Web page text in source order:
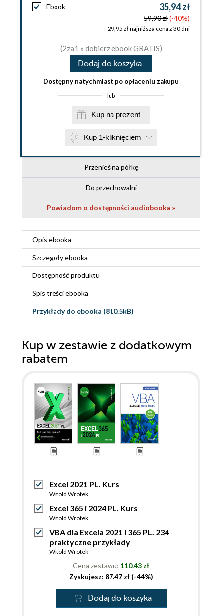
Ebook 35,94 zł
59,90 zł(-40%)
29,95 zł najniższa cena z 30 dni
(2za1 » dobierz ebook GRATIS)
Dodaj do koszyka
Dostępny natychmiast po opłaceniu zakupu
lub
Kup na prezent
Kup 1-kliknięciem
Przenieś na półkę
Do przechowalni
Powiadom o dostępności audiobooka »
Opis ebooka
Szczegółyebooka
Dostępność produktu
Spis treściebooka
Przykłady do ebooka (810.5kB)
Kup w zestawie z dodatkowym
rabatem
Excel 2021 PL. Kurs
Witold Wrotek
Excel 365 i 2024 PL. Kurs
Witold Wrotek
VBA dla Excela 2021 i 365 PL. 234
praktyczne przykłady
Witold Wrotek
Cena zestawu: 110.43 zł
Zyskujesz: 87.47 zł (-44%)
Dodaj do koszyka